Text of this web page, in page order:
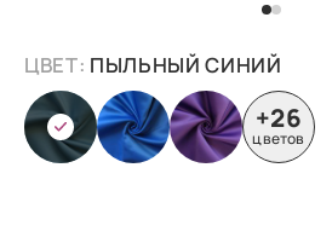
ЦВЕТ: ПЫЛЬНЫЙ СИНИЙ
+26
цветов